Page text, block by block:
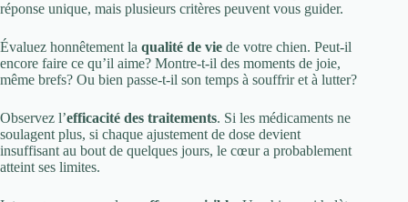
réponse unique, mais plusieurs critères peuvent vous guider.
Évaluez honnêtement la qualité de vie de votre chien. Peut-il
encore faire ce qu’il aime? Montre-t-il des moments de joie,
même brefs? Ou bien passe-t-il son temps à souffrir et à lutter?
Observez l’efficacité des traitements. Si les médicaments ne
soulagent plus, si chaque ajustement de dose devient
insuffisant au bout de quelques jours, le cœur a probablement
atteint ses limites.